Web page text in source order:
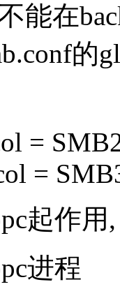
能在
的
=
=
起作用,
进程